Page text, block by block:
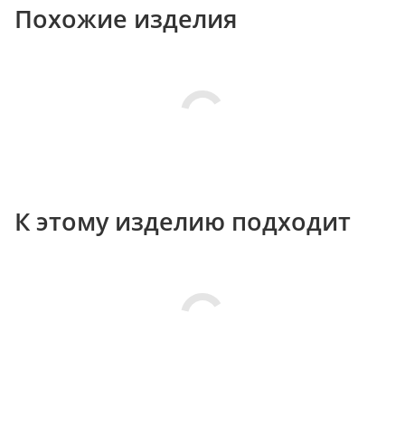
Похожие изделия
К этому изделию подходит